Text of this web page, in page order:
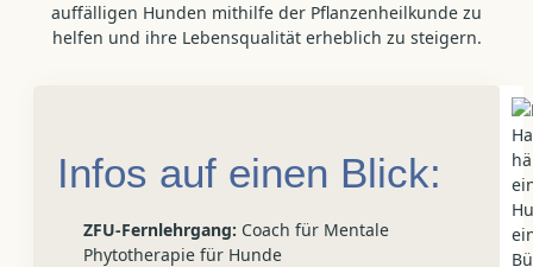
auffälligen Hunden mithilfe der Pflanzenheilkunde zu
helfen und ihre Lebensqualität erheblich zu steigern.
Infos auf einen Blick:
ZFU-Fernlehrgang: Coach für Mentale
Phytotherapie für Hunde